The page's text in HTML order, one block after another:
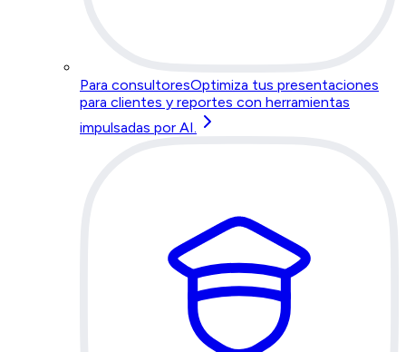
Para consultoresOptimiza tus presentaciones
para clientes y reportes con herramientas
impulsadas por AI.